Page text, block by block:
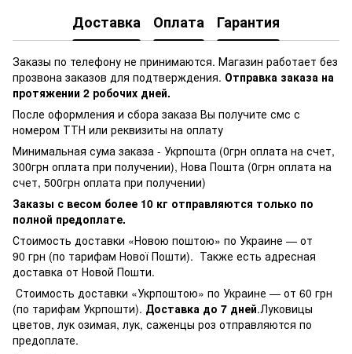
Доставка Оплата Гарантия
Заказы по телефону не принимаются. Магазин работает без
прозвона заказов для подтверждения. Отправка заказа на
протяжении 2 робочих дней.
После оформления и сбора заказа Вы получите смс с
номером ТТН или реквизиты на оплату
Минимальная сума заказа - Укрпошта (0грн оплата на счет,
300грн оплата при получении), Нова Пошта (0грн оплата на
счет, 500грн оплата при получении)
Заказы с весом более 10 кг отправляются только по
полной предоплате.
Стоимость доставки «Новою поштою» по Украине — от
90 грн (по тарифам Нової Пошти). Также есть адресная
доставка от Новой Пошти.
Стоимость доставки «Укрпоштою» по Украине — от 60 грн
(по тарифам Укрпошти). Доставка до 7 дней.Луковицы
цветов, лук озимая, лук, саженцы роз отправляются по
предоплате.